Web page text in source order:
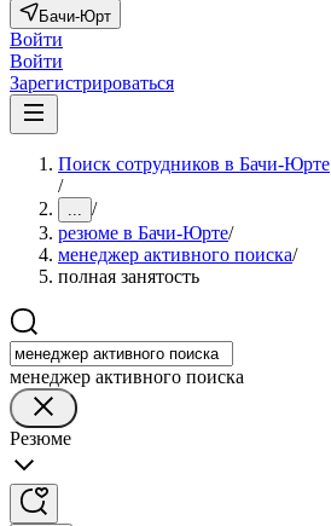
Бачи-Юрт
Войти
Войти
Зарегистрироваться
Поиск сотрудников в Бачи-Юрте
/
... /
резюме в Бачи-Юрте/
менеджер активного поиска/
полная занятость
менеджер активного поиска
Резюме